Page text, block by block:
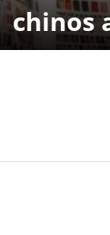
chinos